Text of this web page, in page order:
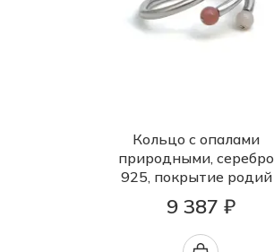
Кольцо с опалами
природными, серебро
925, покрытие родий
9 387 ₽